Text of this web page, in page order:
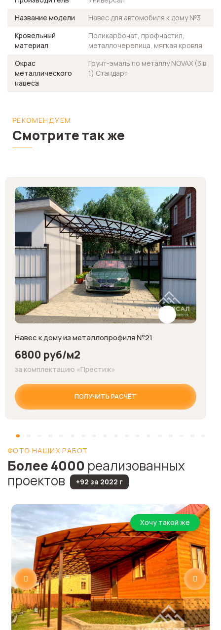
Название модели
Навес для автомобиля к дому №3
Кровельный
материал
Поликарбонат, профнастил,
металлочерепица, мягкая кровля
Окрас
металлического
навеса
Грунт-эмаль по металлу NOVAX (3 в
1) Стандарт
РЕКОМЕНДУЕМ
Смотрите так же
Навес к дому из металлопрофиля №21
6800 руб/м2
за комплектацию «Престиж»
ПОЛУЧИТЬ РАСЧЁТ
ФОТО НАШИХ РАБОТ
Более 4000 реализованных
проектов
+92 за 2022 г
Хочу такой же